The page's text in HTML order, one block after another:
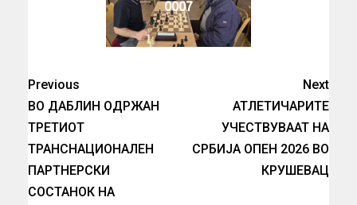
0007
Previous
ВО ДАБЛИН ОДРЖАН
ТРЕТИОТ
ТРАНСНАЦИОНАЛЕН
ПАРТНЕРСКИ
СОСТАНОК НА
Next
АТЛЕТИЧАРИТЕ
УЧЕСТВУВААТ НА
СРБИЈА ОПЕН 2026 ВО
КРУШЕВАЦ